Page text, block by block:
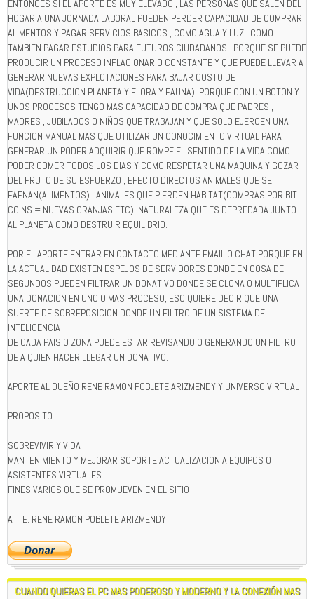
ENTONCES SI EL APORTE ES MUY ELEVADO , LAS PERSONAS QUE SALEN DEL
HOGAR A UNA JORNADA LABORAL PUEDEN PERDER CAPACIDAD DE COMPRAR
ALIMENTOS Y PAGAR SERVICIOS BASICOS , COMO AGUA Y LUZ . COMO
TAMBIEN PAGAR ESTUDIOS PARA FUTUROS CIUDADANOS . PORQUE SE PUEDE
PRODUCIR UN PROCESO INFLACIONARIO CONSTANTE Y QUE PUEDE LLEVAR A
GENERAR NUEVAS EXPLOTACIONES PARA BAJAR COSTO DE
VIDA(DESTRUCCION PLANETA Y FLORA Y FAUNA), PORQUE CON UN BOTON Y
UNOS PROCESOS TENGO MAS CAPACIDAD DE COMPRA QUE PADRES ,
MADRES , JUBILADOS O NIÑOS QUE TRABAJAN Y QUE SOLO EJERCEN UNA
FUNCION MANUAL MAS QUE UTILIZAR UN CONOCIMIENTO VIRTUAL PARA
GENERAR UN PODER ADQUIRIR QUE ROMPE EL SENTIDO DE LA VIDA COMO
PODER COMER TODOS LOS DIAS Y COMO RESPETAR UNA MAQUINA Y GOZAR
DEL FRUTO DE SU ESFUERZO , EFECTO DIRECTOS ANIMALES QUE SE
FAENAN(ALIMENTOS) , ANIMALES QUE PIERDEN HABITAT(COMPRAS POR BIT
COINS = NUEVAS GRANJAS,ETC) ,NATURALEZA QUE ES DEPREDADA JUNTO
AL PLANETA COMO DESTRUIR EQUILIBRIO.
POR EL APORTE ENTRAR EN CONTACTO MEDIANTE EMAIL O CHAT PORQUE EN
LA ACTUALIDAD EXISTEN ESPEJOS DE SERVIDORES DONDE EN COSA DE
SEGUNDOS PUEDEN FILTRAR UN DONATIVO DONDE SE CLONA O MULTIPLICA
UNA DONACION EN UNO O MAS PROCESO, ESO QUIERE DECIR QUE UNA
SUERTE DE SOBREPOSICION DONDE UN FILTRO DE UN SISTEMA DE
INTELIGENCIA
DE CADA PAIS O ZONA PUEDE ESTAR REVISANDO O GENERANDO UN FILTRO
DE A QUIEN HACER LLEGAR UN DONATIVO.
APORTE AL DUEÑO RENE RAMON POBLETE ARIZMENDY Y UNIVERSO VIRTUAL
PROPOSITO:
SOBREVIVIR Y VIDA
MANTENIMIENTO Y MEJORAR SOPORTE ACTUALIZACION A EQUIPOS O
ASISTENTES VIRTUALES
FINES VARIOS QUE SE PROMUEVEN EN EL SITIO
ATTE: RENE RAMON POBLETE ARIZMENDY
CUANDO QUIERAS EL PC MAS PODEROSO Y MODERNO Y LA CONEXIÓN MAS